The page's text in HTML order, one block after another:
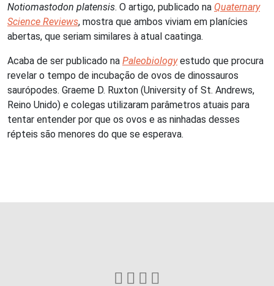
Notiomastodon platensis. O artigo, publicado na Quaternary
Science Reviews, mostra que ambos viviam em planícies
abertas, que seriam similares à atual caatinga.
Acaba de ser publicado na Paleobiologyestudo que procura
revelar o tempo de incubação de ovos de dinossauros
saurópodes. Graeme D. Ruxton (University of St. Andrews,
Reino Unido) e colegas utilizaram parâmetros atuais para
tentar entender por que os ovos e as ninhadas desses
répteis são menores do que se esperava.